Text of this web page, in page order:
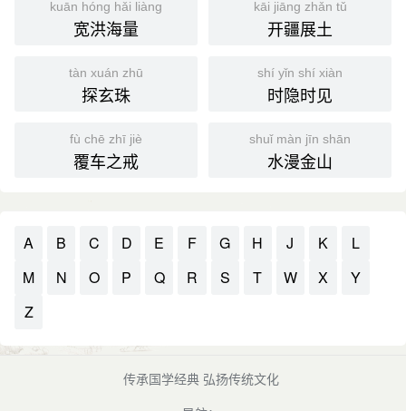
kuān hóng hǎi liàng
宽洪海量
kāi jiāng zhǎn tǔ
开疆展土
tàn xuán zhū
探玄珠
shí yǐn shí xiàn
时隐时见
fù chē zhī jiè
覆车之戒
shuǐ màn jīn shān
水漫金山
A B C D E F G H J K
L
M
N O P Q R S T W X
Y
Z
传承国学经典 弘扬传统文化